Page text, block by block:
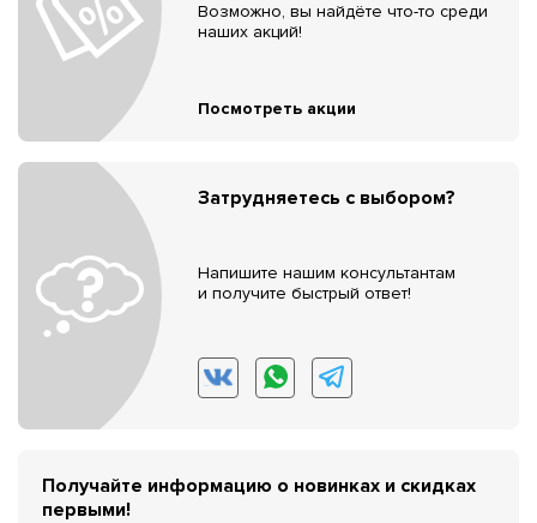
Возможно, вы найдёте что-то среди
наших акций!
Посмотреть акции
Затрудняетесь с выбором?
Напишите нашим консультантам
и получите быстрый ответ!
Получайте информацию о новинках и скидках
первыми!